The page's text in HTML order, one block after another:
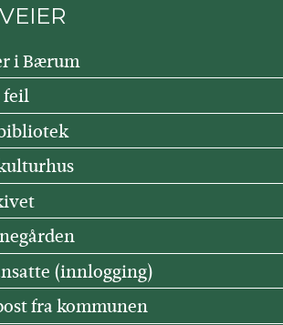
i Bærum
feil
(innlogging)
fra kommunen